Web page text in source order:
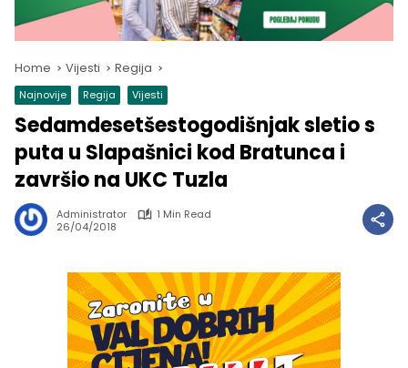
Home Vijesti Regija
Najnovije Regija Vijesti
Sedamdesetšestogodišnjak sletio s
puta u Slapašnici kod Bratunca i
završio na UKC Tuzla
Administrator
1 Min Read
26/04/2018